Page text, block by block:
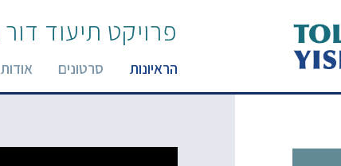
פרויקט תיעוד
הראיונות סרטונים אודות